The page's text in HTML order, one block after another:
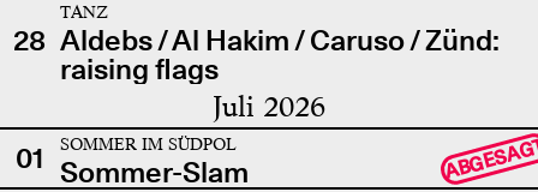
28
TANZ
Aldebs / Al Hakim / Caruso / Zünd:
raising flags
Juli 2026
01 SOMMER IM SÜDPOL
Sommer-Slam